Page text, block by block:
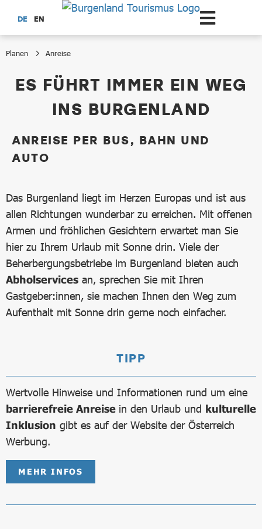
Zum Hauptinhalt springen
DE EN
Planen Anreise
AnreiseES FÜHRT IMMER EIN WEG
INS BURGENLAND
ANREISE PER BUS, BAHN UND
AUTO
Das Burgenland liegt im Herzen Europas und ist aus
allen Richtungen wunderbar zu erreichen. Mit offenen
Armen und fröhlichen Gesichtern erwartet man Sie
hier zu Ihrem Urlaub mit Sonne drin. Viele der
Beherbergungsbetriebe im Burgenland bieten auch
Abholservices an, sprechen Sie mit Ihren
Gastgeber:innen, sie machen Ihnen den Weg zum
Aufenthalt mit Sonne drin gerne noch einfacher.
TIPP
Wertvolle Hinweise und Informationen rund um eine
barrierefreie Anreise in den Urlaub und kulturelle
Inklusion gibt es auf der Website der Österreich
Werbung.
MEHR INFOS